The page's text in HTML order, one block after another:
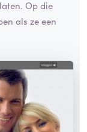
Op die
als ze een